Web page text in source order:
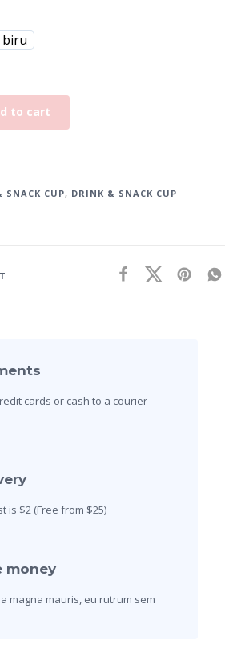
biru
to cart
SNACK CUP, DRINK & SNACK CUP
cards or cash to a courier
is $2 (Free from $25)
money
magna mauris, eu rutrum sem